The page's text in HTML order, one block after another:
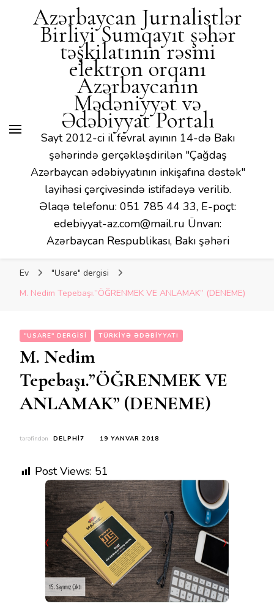
Mədəniyyət və Ədəbiyyat
Portalı
Azərbaycan Jurnalistlər
Birliyi Sumqayıt şəhər
təşkilatının rəsmi
elektron orqanı
Azərbaycanın
Mədəniyyət və
Ədəbiyyat Portalı
Sayt 2012-ci il fevral ayının 14-də Bakı
şəhərində gerçəkləşdirilən "Çağdaş
Azərbaycan ədəbiyyatının inkişafına dəstək"
layihəsi çərçivəsində istifadəyə verilib.
Əlaqə telefonu: 051 785 44 33, E-poçt:
edebiyyat-az.com@mail.ru Ünvan:
Azərbaycan Respublikası, Bakı şəhəri
Ev
"Usare" dergisi
M. Nedim Tepebaşı.”ÖĞRENMEK VE ANLAMAK” (DENEME)
"USARE" DERGISI TÜRKIYƏ ƏDƏBIYYATI
M. Nedim
Tepebaşı.”ÖĞRENMEK VE
ANLAMAK” (DENEME)
tərəfindən DELPHI7 19 YANVAR 2018
Post Views: 51